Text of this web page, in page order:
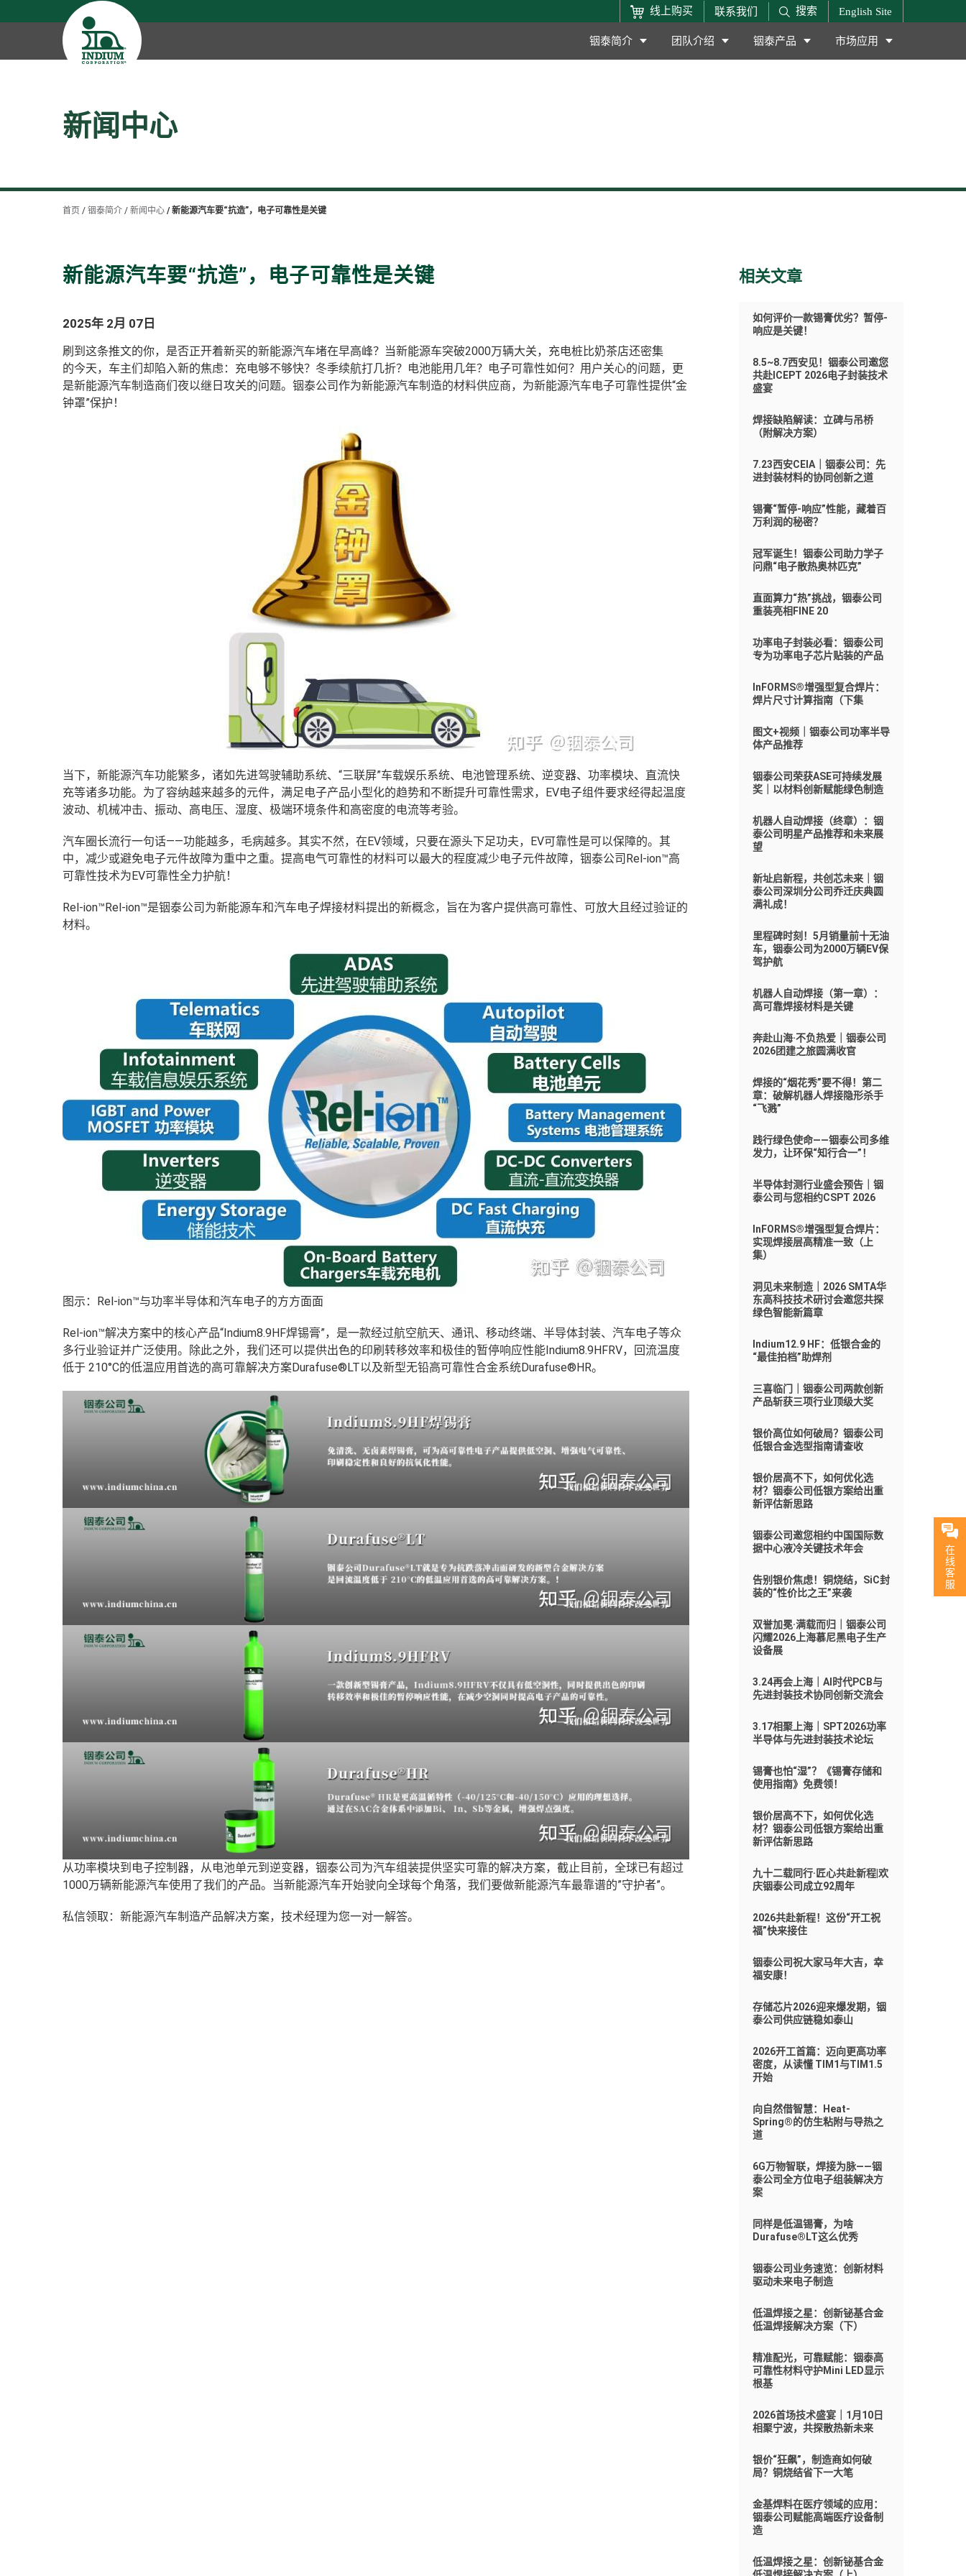
在
线
客
服
线上购买 联系我们 搜索 English Site
铟泰简介 团队介绍 铟泰产品 市场应用
新闻中心
首页 铟泰简介 新闻中心 新能源汽车要“抗造”，电子可靠性是关键
新能源汽车要“抗造”，电子可靠性是关键
2025年 2月 07日
刷到这条推文的你，是否正开着新买的新能源汽车堵在早高峰？当新能源车突破2000万辆大关，充电桩比奶茶店还密集
的今天，车主们却陷入新的焦虑：充电够不够快？冬季续航打几折？电池能用几年？电子可靠性如何？用户关心的问题，更
是新能源汽车制造商们夜以继日攻关的问题。 铟泰公司作为新能源汽车制造的材料供应商，为新能源汽车电子可靠性提供“金
钟罩”保护！
当下，新能源汽车功能繁多，诸如先进驾驶辅助系统、“三联屏”车载娱乐系统、电池管理系统、逆变器、功率模块、直流快
充等诸多功能。为了容纳越来越多的元件，满足电子产品小型化的趋势和不断提升可靠性需求， EV电子组件要求经得起温度
波动、机械冲击、振动、高电压、湿度、极端环境条件和高密度的电流等考验。
汽车圈长流行一句话——功能越多，毛病越多。其实不然，在EV领域，只要在源头下足功夫，EV可靠性是可以保障的。其
中，减少或避免电子元件故障为重中之重。 提高电气可靠性的材料可以最大的程度减少电子元件故障，铟泰公司Rel-ion™高
可靠性技术为EV可靠性全力护航！
Rel-ion™Rel-ion™是铟泰公司为新能源车和汽车电子焊接材料提出的新概念，旨在为客户提供高可靠性、可放大且经过验证的
材料。
图示：Rel-ion™与功率半导体和汽车电子的方方面面
Rel-ion™解决方案中的核心产品“Indium8.9HF焊锡膏”，是一款经过航空航天、通讯、移动终端、半导体封装、汽车电子等众
多行业验证并广泛使用。除此之外，我们还可以提供出色的印刷转移效率和极佳的暂停响应性能Indium8.9HFRV，回流温度
低于 210°C的低温应用首选的高可靠解决方案Durafuse®LT以及新型无铅高可靠性合金系统Durafuse®HR。
从功率模块到电子控制器，从电池单元到逆变器，铟泰公司为汽车组装提供坚实可靠的解决方案，截止目前，全球已有超过
1000万辆新能源汽车使用了我们的产品。当新能源汽车开始驶向全球每个角落，我们要做新能源汽车最靠谱的”守护者”。
私信领取：新能源汽车制造产品解决方案，技术经理为您一对一解答。
相关文章
如何评价一款锡膏优劣？暂停-
响应是关键！
8.5~8.7西安见！铟泰公司邀您
共赴ICEPT 2026电子封装技术
盛宴
焊接缺陷解读：立碑与吊桥
（附解决方案）
7.23西安CEIA｜铟泰公司：先
进封装材料的协同创新之道
锡膏“暂停-响应”性能，藏着百
万利润的秘密？
冠军诞生！铟泰公司助力学子
问鼎“电子散热奥林匹克”
直面算力“热”挑战，铟泰公司
重装亮相FINE 20
功率电子封装必看：铟泰公司
专为功率电子芯片贴装的产品
InFORMS®增强型复合焊片：
焊片尺寸计算指南（下集
图文+视频｜铟泰公司功率半导
体产品推荐
铟泰公司荣获ASE可持续发展
奖｜以材料创新赋能绿色制造
机器人自动焊接（终章）：铟
泰公司明星产品推荐和未来展
望
新址启新程，共创芯未来｜铟
泰公司深圳分公司乔迁庆典圆
满礼成！
里程碑时刻！5月销量前十无油
车，铟泰公司为2000万辆EV保
驾护航
机器人自动焊接（第一章）：
高可靠焊接材料是关键
奔赴山海·不负热爱｜铟泰公司
2026团建之旅圆满收官
焊接的“烟花秀”要不得！第二
章：破解机器人焊接隐形杀手
“飞溅”
践行绿色使命——铟泰公司多维
发力，让环保“知行合一”！
半导体封测行业盛会预告｜铟
泰公司与您相约CSPT 2026
InFORMS®增强型复合焊片：
实现焊接层高精准一致（上
集）
洞见未来制造｜2026 SMTA华
东高科技技术研讨会邀您共探
绿色智能新篇章
Indium12.9 HF：低银合金的
“最佳拍档”助焊剂
三喜临门｜铟泰公司两款创新
产品斩获三项行业顶级大奖
银价高位如何破局？铟泰公司
低银合金选型指南请查收
银价居高不下，如何优化选
材？铟泰公司低银方案给出重
新评估新思路
铟泰公司邀您相约中国国际数
据中心液冷关键技术年会
告别银价焦虑！铜烧结，SiC封
装的“性价比之王”来袭
双誉加冕·满载而归｜铟泰公司
闪耀2026上海慕尼黑电子生产
设备展
3.24再会上海｜AI时代PCB与
先进封装技术协同创新交流会
3.17相聚上海｜SPT2026功率
半导体与先进封装技术论坛
锡膏也怕“湿”？《锡膏存储和
使用指南》免费领！
银价居高不下，如何优化选
材？铟泰公司低银方案给出重
新评估新思路
九十二载同行·匠心共赴新程|欢
庆铟泰公司成立92周年
2026共赴新程！这份“开工祝
福”快来接住
铟泰公司祝大家马年大吉，幸
福安康！
存储芯片2026迎来爆发期，铟
泰公司供应链稳如泰山
2026开工首篇：迈向更高功率
密度，从读懂 TIM1与TIM1.5
开始
向自然借智慧：Heat-
Spring®的仿生粘附与导热之
道
6G万物智联，焊接为脉——铟
泰公司全方位电子组装解决方
案
同样是低温锡膏，为啥
Durafuse®LT这么优秀
铟泰公司业务速览：创新材料
驱动未来电子制造
低温焊接之星：创新铋基合金
低温焊接解决方案（下）
精准配光，可靠赋能：铟泰高
可靠性材料守护Mini LED显示
根基
2026首场技术盛宴｜1月10日
相聚宁波，共探散热新未来
银价“狂飙”，制造商如何破
局？铜烧结省下一大笔
金基焊料在医疗领域的应用：
铟泰公司赋能高端医疗设备制
造
低温焊接之星：创新铋基合金